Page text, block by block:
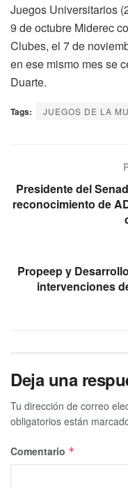
Juegos Universitarios
9 de octubre Miderec
Clubes, el 7 de
en ese mismo mes se
Duarte.
Tags: JUEGOS DE LA
Presidente del
reconocimiento de
Propeep y
intervenciones
Deja una
Tu dirección de correo
obligatorios están
Comentario *